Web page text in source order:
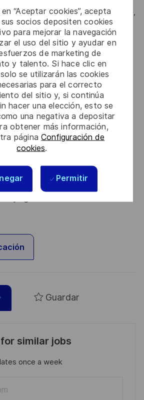
“Aceptar cookies”, acepta
socios depositen cookies
para mejorar la navegación
el uso del sitio y ayudar en
de marketing de
y talento. Si hace clic en
solo se utilizarán las cookies
para el correcto
del sitio y, si continúa
hacer una elección, esto se
una negativa a depositar
obtener más información,
páginaConfiguración de
cookies.
Permitir
le plus haut niveau de sécurité,
clients dans leurs ambitions et
avant tout une personnalité qui
à l'édifice, partager ses
avec l'équipe. L'environnement
mais nous accordons une grande
et au développement de
par les défis techniques et
un monde en mouvement sans
Ce poste est pour vous !
Handi-Engagée, reconnait
diversité est notre meilleur
nous !
Guardar
similar jobs
once a week